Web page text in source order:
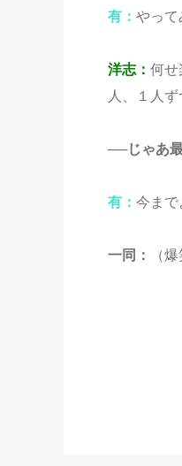
有 ： やって
洋志： 何せ
人、１人
──じゃあ
有 ： 今まで
一同： （